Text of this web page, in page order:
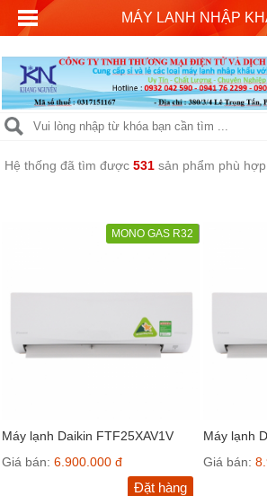
Hệ thống đã tìm được 531 sản phẩm phù
MONO GAS R32
Máy lạnh Daikin FTF25XAV1V
Giá bán: 6.900.000 đ
Đặt hàng
Máy lạnh
Giá bán:
MÁY LANH NHẬP